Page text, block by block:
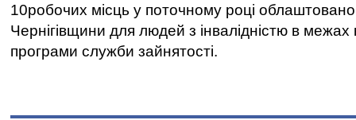
10робочих місць у поточному році
Чернігівщини для людей з інвалідністю в межах
програми служби зайнятості.